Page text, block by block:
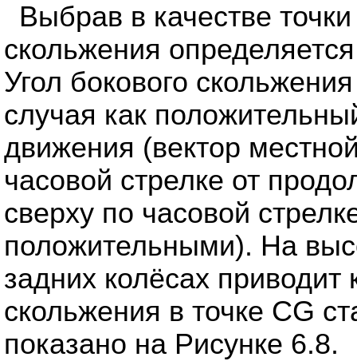
Выбрав в качестве
скольжения
Угол бокового
случая как
движения (вектор
часовой стрелке от
сверху по часовой
положительными). На
задних колёсах приводит
скольжения в точке CG
показано на Рисунке 6.8.